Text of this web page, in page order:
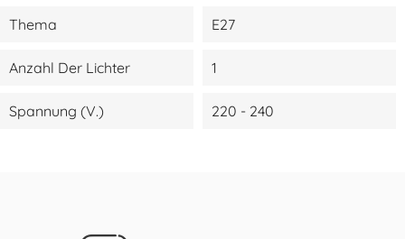
Thema E27
Anzahl Der Lichter 1
Spannung (V.) 220 - 240